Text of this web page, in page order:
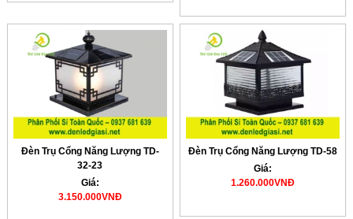
Đèn Trụ Cổng Năng Lượng TD-
32-23
Giá:
3.150.000VNĐ
Đèn Trụ Cổng Năng Lượng TD-58
Giá:
1.260.000VNĐ